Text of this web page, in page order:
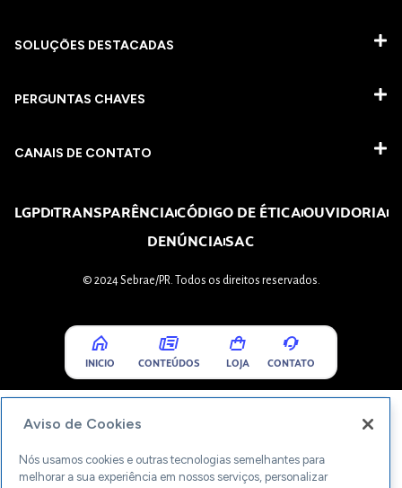
SOLUÇÕES DESTACADAS
PERGUNTAS CHAVES​
CANAIS DE CONTATO
LGPDTRANSPARÊNCIACÓDIGO DE ÉTICAOUVIDORIA
DENÚNCIASAC
© 2024 Sebrae/PR. Todos os direitos reservados.
INICIO CONTEÚDOS LOJA CONTATO
Aviso de Cookies
Nós usamos cookies e outras tecnologias semelhantes para
melhorar a sua experiência em nossos serviços, personalizar